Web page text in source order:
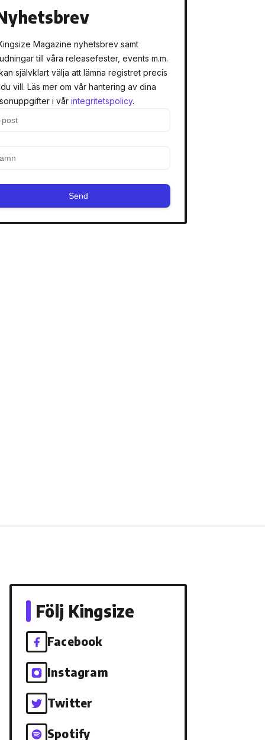
Magazine nyhetsbrev samt
till våra releasefester, events m.m.
självklart välja att lämna registret precis
vill. Läs mer om vår hantering av dina
i vår integritetspolicy.
Send
Följ Kingsize
Facebook
Instagram
Twitter
Spotify